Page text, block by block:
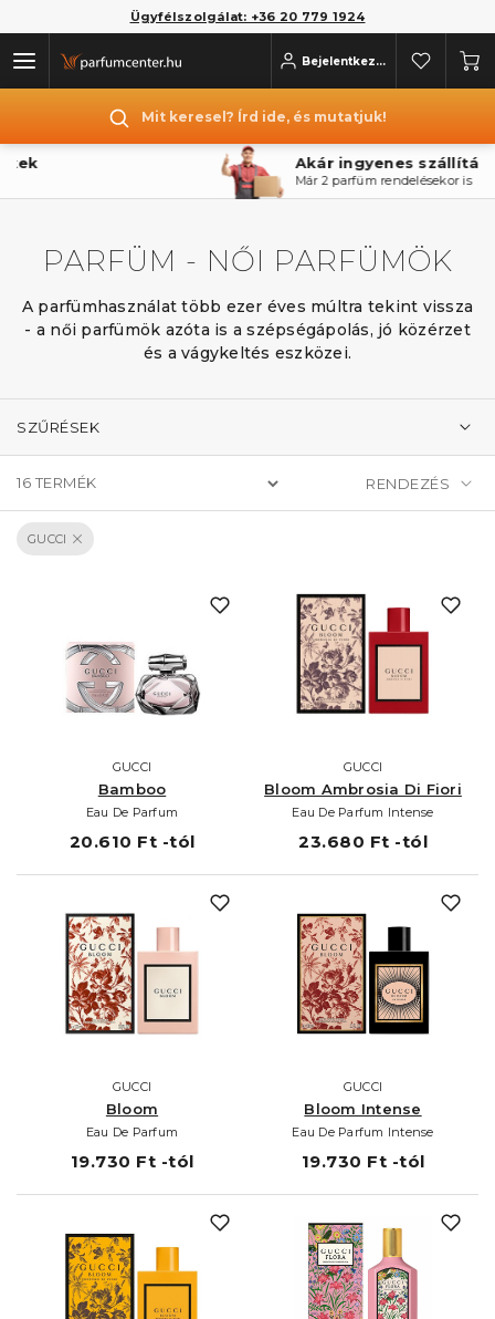
Ügyfélszolgálat: +36 20 779 1924
Bejelentkezés
Mit keresel? Írd ide, és mutatjuk!
Akár ingyenes szállítás
Már 2 parfüm rendelésekor is
PARFÜM - NŐI PARFÜMÖK
A parfümhasználat több ezer éves múltra tekint vissza
- a női parfümök azóta is a szépségápolás, jó közérzet
és a vágykeltés eszközei.
SZŰRÉSEK
16 TERMÉK
GUCCI
GUCCI
Bamboo
Eau De Parfum
20.610 Ft -tól
GUCCI
Bloom Ambrosia Di Fiori
Eau De Parfum Intense
23.680 Ft -tól
GUCCI
Bloom
Eau De Parfum
19.730 Ft -tól
GUCCI
Bloom Intense
Eau De Parfum Intense
19.730 Ft -tól